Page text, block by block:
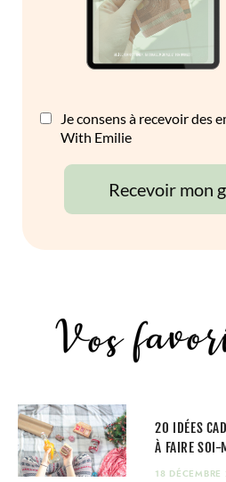
20 IDÉES
À FAIRE SOI-
18 DÉCEMBRE